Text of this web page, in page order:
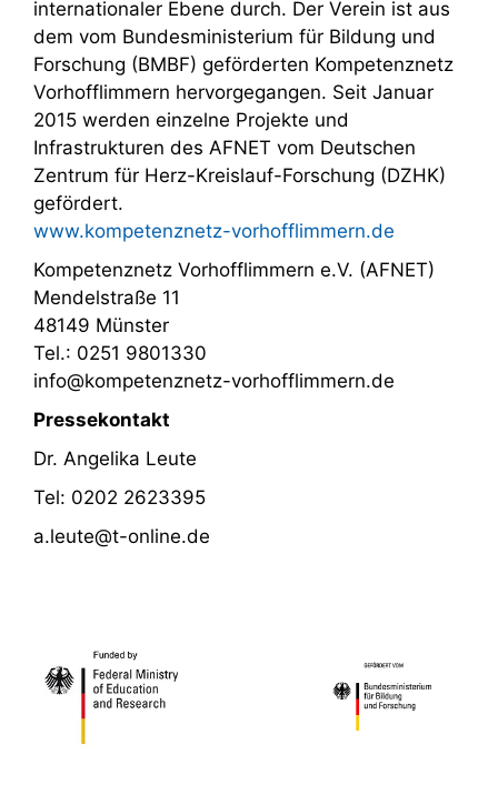
internationaler Ebene durch. Der Verein ist aus
dem vom Bundesministerium für Bildung und
Forschung (BMBF) geförderten Kompetenznetz
Vorhofflimmern hervorgegangen. Seit Januar
2015 werden einzelne Projekte und
Infrastrukturen des AFNET vom Deutschen
Zentrum für Herz-Kreislauf-Forschung (DZHK)
gefördert.
www.kompetenznetz-vorhofflimmern.de
Kompetenznetz Vorhofflimmern e.V. (AFNET)
Mendelstraße 11
48149 Münster
Tel.: 0251 9801330
info@kompetenznetz-vorhofflimmern.de
Pressekontakt
Dr. Angelika Leute
Tel: 0202 2623395
a.leute@t-online.de